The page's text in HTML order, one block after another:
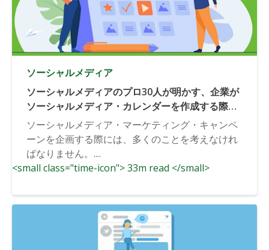
ソーシャルメディア
ソーシャルメディアのプロ30人が明かす、企業が
ソーシャルメディア・カレンダーを作成する際の
最大の過ちとは？
ソーシャルメディア・マーケティング・キャンペ
ーンを企画する際には、多くのことを考えなけれ
ばなりません。....
<small class="time-icon"> 33m read </small>